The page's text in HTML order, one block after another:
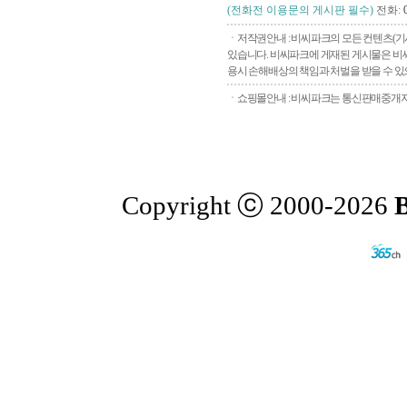
(전화전 이용문의 게시판 필수) 전화:
ㆍ저작권안내 : 비씨파크의 모든 컨텐츠(
있습니다. 비씨파크에 게재된 게시물은
용시 손해배상의 책임과 처벌을 받을 수
ㆍ쇼핑몰안내 : 비씨파크는 통신판매중개
Copyright ⓒ 2000-2026